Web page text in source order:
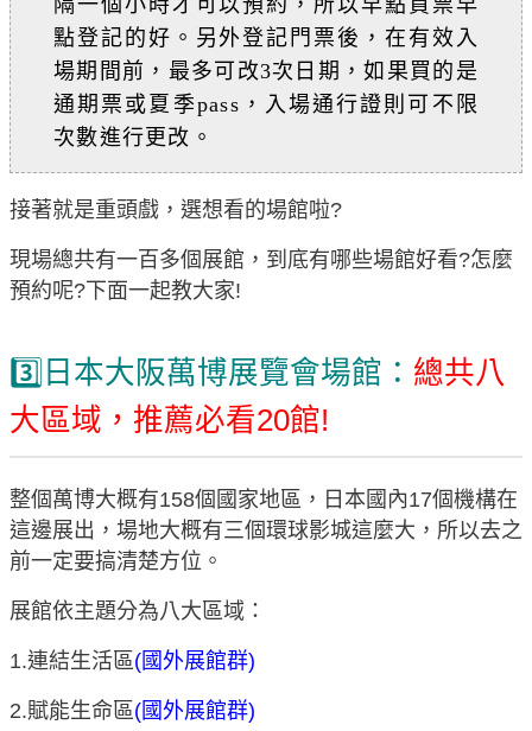
點登記的好。另外登記門票後，在有效入
場期間前，最多可改3次日期，如果買的是
通期票或夏季pass，入場通行證則可不限
次數進行更改。
接著就是重頭戲，選想看的場館啦?
現場總共有一百多個展館，到底有哪些場館好看?怎麼
預約呢?下面一起教大家!
3️⃣日本大阪萬博展覽會場館： 總共八
大區域，推薦必看20館!
整個萬博大概有158個國家地區，日本國內17個機構在
這邊展出，場地大概有三個環球影城這麼大，所以去之
前一定要搞清楚方位。
展館依主題分為八大區域：
1.連結生活區(國外展館群)
2.賦能生命區(國外展館群)